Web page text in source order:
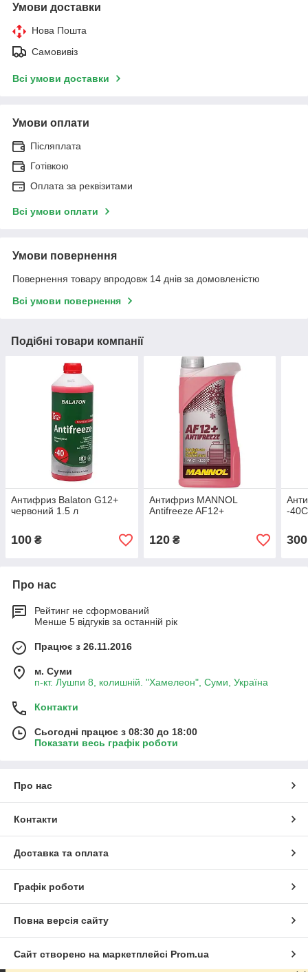
Умови доставки
Нова Пошта
Самовивіз
Всі умови доставки
Умови оплати
Післяплата
Готівкою
Оплата за реквізитами
Всі умови оплати
Умови повернення
Повернення товару впродовж 14 днів за домовленістю
Всі умови повернення
Подібні товари компанії
Антифриз Balaton G12+
червоний 1.5 л
100 ₴
Антифриз MANNOL
Antifreeze AF12+
120₴
-
300
Про нас
Рейтинг не сформований
Менше 5 відгуків за останній рік
Працює з 26.11.2016
м. Суми
п-кт. Лушпи 8, колишній. "Хамелеон", Суми, Україна
Контакти
Сьогодні працює з 08:30 до 18:00
Показати весь графік роботи
Про нас
Контакти
Доставка та оплата
Графік роботи
Повна версія сайту
Сайт створено на маркетплейсі Prom.ua